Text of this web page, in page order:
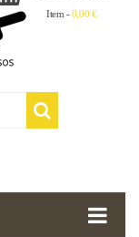
Item - 0,00 €